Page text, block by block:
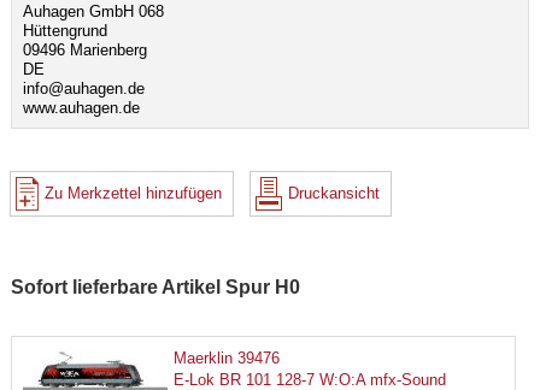
Auhagen GmbH 068
Hüttengrund
09496 Marienberg
DE
info@auhagen.de
www.auhagen.de
Zu Merkzettel hinzufügen Druckansicht
Sofort lieferbare Artikel Spur H0
Maerklin 39476
E-Lok BR 101 128-7 W:O:A mfx-Sound